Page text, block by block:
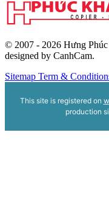
© 2007 - 2026 Hưng
designed by CanhCam.
Sitemap Term &
This site is registered on
production